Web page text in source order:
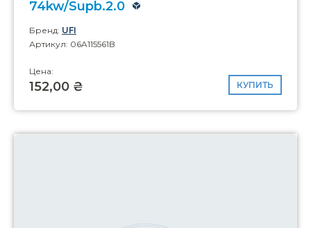
74kw/Supb.2.0
Бренд: UFI
Артикул: 06A115561B
Цена:
152,00 ₴ КУПИТЬ